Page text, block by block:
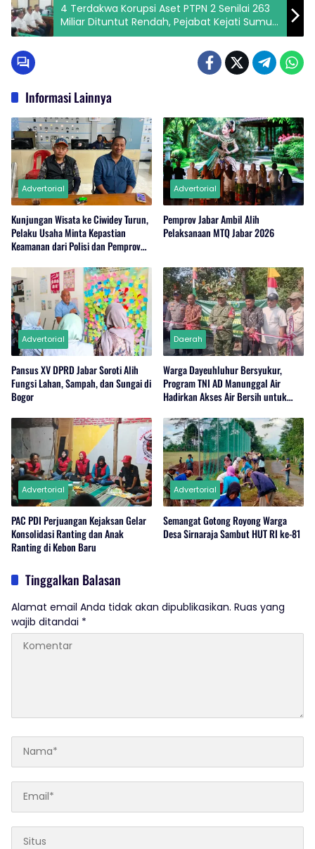
4 Terdakwa Korupsi Aset PTPN 2 Senilai 263
Miliar Dituntut Rendah, Pejabat Kejati Sumut
Enggan Ketemu Wartawan, FKSM : Awas
Gejala Koruptor Kembali Berpesta.
Informasi Lainnya
Advertorial
Kunjungan Wisata ke Ciwidey Turun,
Pelaku Usaha Minta Kepastian
Keamanan dari Polisi dan Pemprov
Advertorial
Pemprov Jabar Ambil Alih
Pelaksanaan MTQ Jabar 2026
Advertorial
Pansus XV DPRD Jabar Soroti Alih
Fungsi Lahan, Sampah, dan Sungai di
Bogor
Daerah
Warga Dayeuhluhur Bersyukur,
Program TNI AD Manunggal Air
Hadirkan Akses Air Bersih untuk
Advertorial
PAC PDI Perjuangan Kejaksan Gelar
Konsolidasi Ranting dan Anak
Ranting di Kebon Baru
Advertorial
Semangat Gotong Royong Warga
Desa Sirnaraja Sambut HUT RI ke-81
Tinggalkan Balasan
Alamat email Anda tidak akan dipublikasikan. Ruas yang
wajib ditandai *